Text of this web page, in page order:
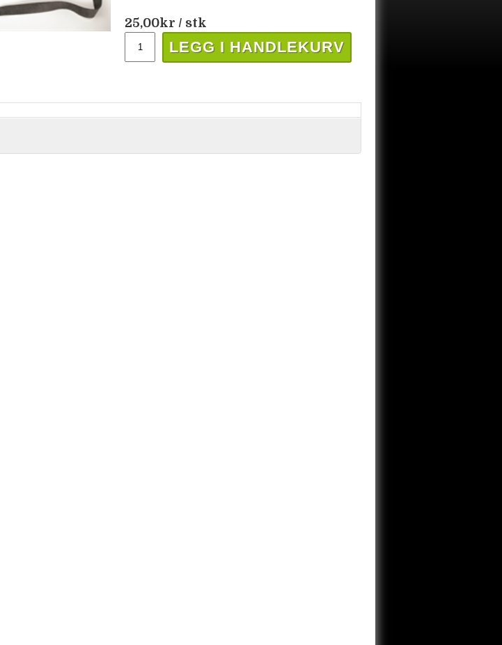
25,00kr / stk
LEGG I HANDLEKURV